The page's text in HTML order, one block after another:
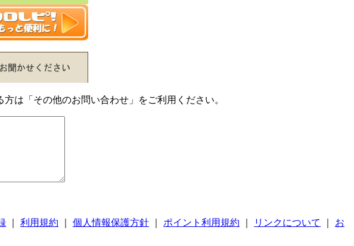
は「その他のお問い合わせ」をご利用ください。
利用規約 個人情報保護方針 ポイント利用規約 リンクについて
お